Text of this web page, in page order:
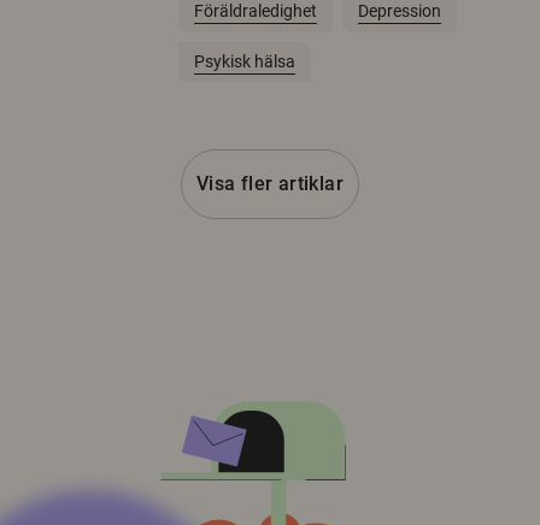
Föräldraledighet Depression
Psykisk hälsa
Visa fler artiklar